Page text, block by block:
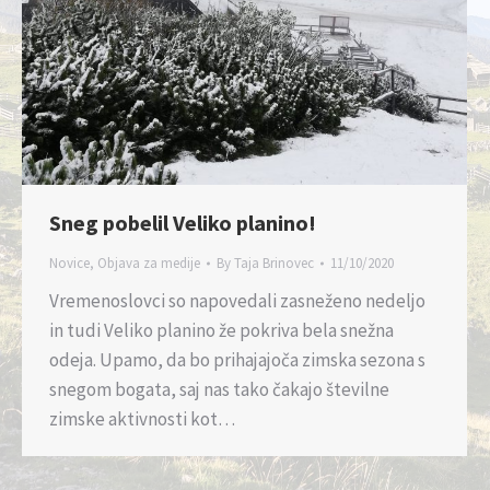
Sneg pobelil Veliko planino!
Novice, Objava za medije ByTaja Brinovec 11/10/2020
Vremenoslovci so napovedali zasneženo nedeljo
in tudi Veliko planino že pokriva bela snežna
odeja. Upamo, da bo prihajajoča zimska sezona s
snegom bogata, saj nas tako čakajo številne
zimske aktivnosti kot…